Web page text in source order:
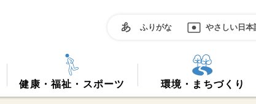
ふりがな やさしい日本
健康・福祉・スポーツ 環境・まちづくり